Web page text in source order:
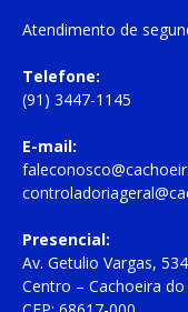
Atendimento de
Telefone:
(91) 3447-1145
E-mail:
Presencial:
Av. Getulio Vargas, 534
Centro – Cachoeira do